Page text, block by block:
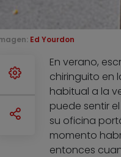
Ed Yourdon
En verano,
chiringuito en
habitual a la
puede sentir
su oficina
momento
entonces